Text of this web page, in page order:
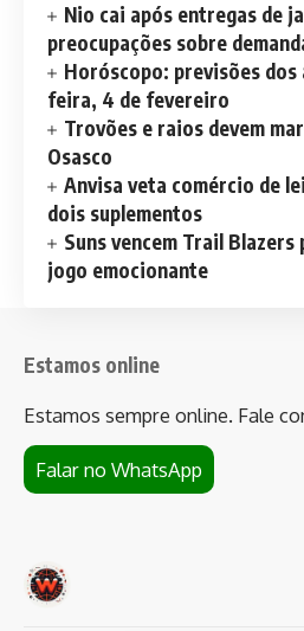
Nio cai após entregas de
preocupações sobre
Horóscopo: previsões
feira, 4 de fevereiro
Trovões e raios devem
Osasco
Anvisa veta comércio de
dois suplementos
Suns vencem Trail Blazers
jogo emocionante
Estamos online
Estamos sempre online. Fale
Falar no WhatsApp